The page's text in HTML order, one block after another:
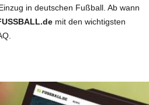
in deutschen Fußball. Ab wann
mit den wichtigsten